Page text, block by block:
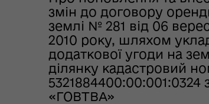
змін до договору
землі № 281 від 06
2010 року, шляхом
додаткової угоди на
ділянку кадастровий
5321884400:00:001:0324
«ГОВТВА»